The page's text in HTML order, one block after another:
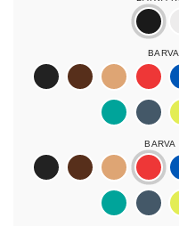
black
black
darkbrownlightbrown
red
pastelgreen
petrol
Barva
black
darkbrownlightbrown
red
pastelgreen
petrol